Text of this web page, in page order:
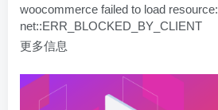
woocommerce failed to load resource:
net::ERR_BLOCKED_BY_CLIENT
更多信息